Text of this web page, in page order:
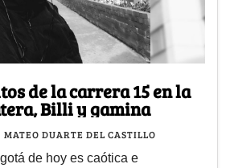
de la carrera 15 en la
Billi y gamina
MATEO DUARTE DEL CASTILLO
de hoy es caótica e